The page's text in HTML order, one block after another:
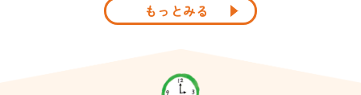
もっとみる